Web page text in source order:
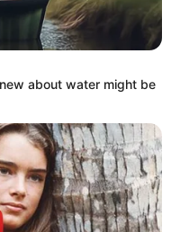
about water might be